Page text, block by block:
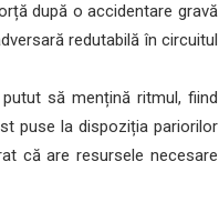
după o accidentare gravă
redutabilă în circuitul
să mențină ritmul, fiind
puse la dispoziția pariorilor
că are resursele necesare